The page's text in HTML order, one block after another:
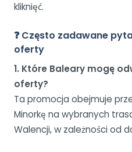
kliknięć.
❓ Często zadawane
oferty
1. Które Baleary mogę
oferty?
Ta promocja obejmuje
Minorkę na wybranych
Walencji, w zależności od